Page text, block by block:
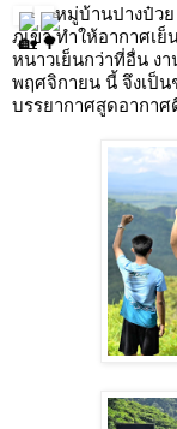
หมู่บ้านปางป๋ว
ภูเขา ทำให้อากาศเ
หนาวเย็นกว่าที่อื่น ง
พฤศจิกายน นี้ จึงเป็น
บรรยากาศสูดอากาศ